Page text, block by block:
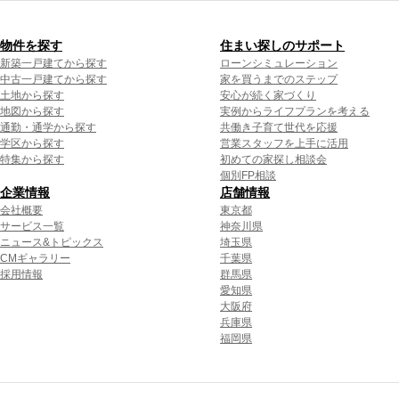
物件を探す
新築一戸建てから探す
中古一戸建てから探す
土地から探す
地図から探す
通勤・通学から探す
学区から探す
特集から探す
住まい探しのサポート
ローンシミュレーション
家を買うまでのステップ
安心が続く家づくり
実例からライフプランを考える
共働き子育て世代を応援
営業スタッフを上手に活用
初めての家探し相談会
個別FP相談
企業情報
会社概要
サービス一覧
ニュース&トピックス
CMギャラリー
採用情報
店舗情報
東京都
神奈川県
埼玉県
千葉県
群馬県
愛知県
大阪府
兵庫県
福岡県